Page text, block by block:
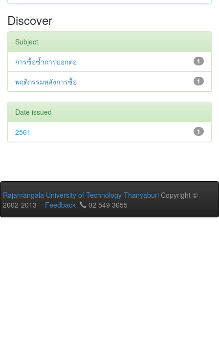
Discover
Subject
1
การซื้อซ้ำการบอกต่อ
1
พฤติกรรมหลังการซื้อ
Date issued
1
2561
Rajamangala University of Technology Thanyaburi Copyright ©
2002-2013 - Feedback 02 549 3655